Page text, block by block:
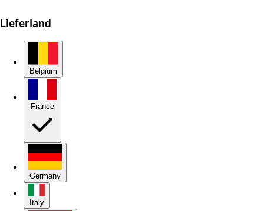
Lieferland
Belgium
Germany
Italy